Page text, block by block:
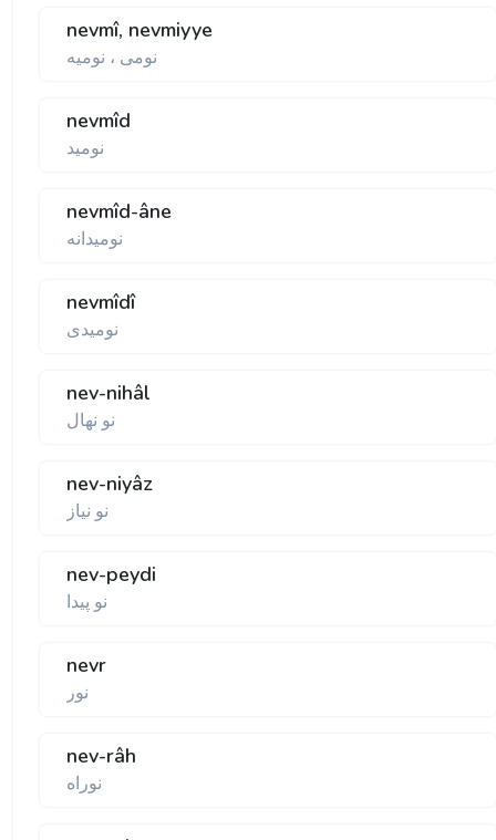
nevmî, nevmiyye
نومی ، نوميه
nevmîd
نوميد
nevmîd-âne
نوميدانه
nevmîdî
نوميدی
nev-nihâl
نو نهال
nev-niyâz
نو نياز
nev-peydi
نو پيدا
nevr
نور
nev-râh
نوراه